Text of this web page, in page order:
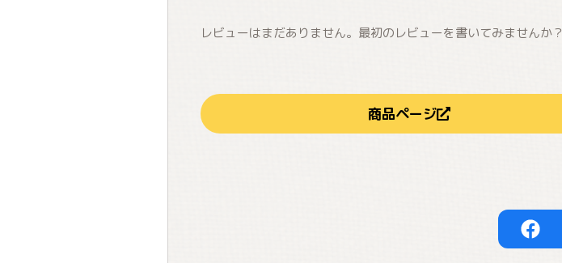
レビューはまだありません。最初のレビューを書いてみませんか？
商品ページ